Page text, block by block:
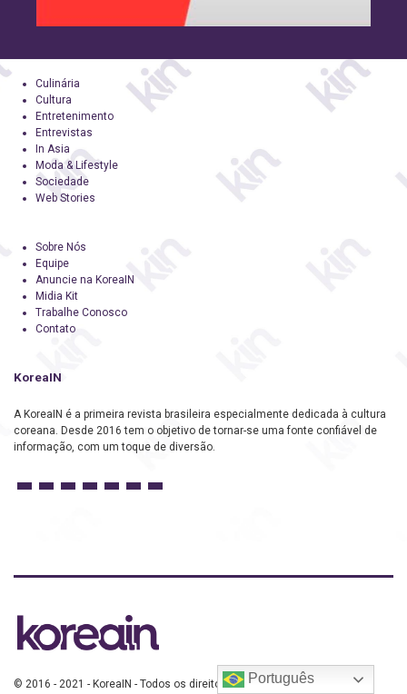
Culinária
Cultura
Entretenimento
Entrevistas
In Asia
Moda & Lifestyle
Sociedade
Web Stories
Sobre Nós
Equipe
Anuncie na KoreaIN
Midia Kit
Trabalhe Conosco
Contato
KoreaIN
A KoreaIN é a primeira revista brasileira especialmente dedicada à cultura
coreana. Desde 2016 tem o objetivo de tornar-se uma fonte confiável de
informação, com um toque de diversão.
© 2016 - 2021 - KoreaIN - Todos os direitos reservados.
Português